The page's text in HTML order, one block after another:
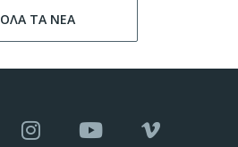
ΟΛΑ ΤΑ ΝΕΑ